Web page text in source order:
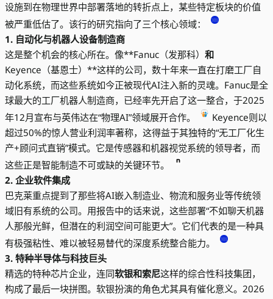
设施到在物理世界中部署落地的转折点上，某些特定板块的价值
被严重低估了。该行的研究指向了三个核心领域：
1. 自动化与机器人设备制造商
这是整个机会的核心所在。像**Fanuc（发那科） 和
Keyence（基恩士）**这样的公司，数十年来一直在打磨工厂自
动化系统，而这些系统如今正被现代AI注入新的灵魂。Fanuc是全
球最大的工厂机器人制造商，已经率先开启了这一整合，于2025
年12月宣布与英伟达在“物理AI”领域展开合作。
Keyence则以
超过50%的惊人营业利润率著称，这得益于其独特的“无工厂化生
产+顾问式直销”模式。它是传感器和机器视觉系统的领导者，而
这些正是智能制造不可或缺的关键环节。
2. 企业软件集成
巴克莱重点提到了那些将AI嵌入制造业、物流和服务业等传统领
域旧有系统的公司。用报告中的话来说，这些部署“不如聊天机器
人那般光鲜，但潜在的利润空间可能更大”。它们代表的是一种具
有极强粘性、难以被轻易替代的深度系统整合能力。
3. 特种半导体与科技巨头
精选的特种芯片企业，连同软银和索尼这样的综合性科技集团，
构成了最后一块拼图。软银扮演的角色尤其具有催化意义。2026